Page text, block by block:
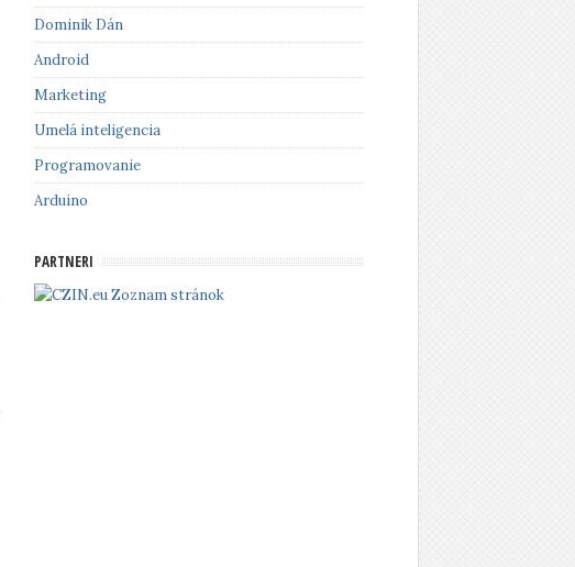
Dominik Dán
Android
Marketing
Umelá inteligencia
Programovanie
Arduino
PARTNERI
Zoznam stránok